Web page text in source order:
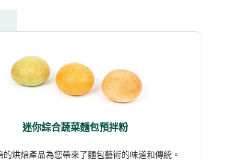
迷你綜合蔬菜麵包預拌粉
的烘焙產品為您帶來了麵包藝術的味道和傳統。